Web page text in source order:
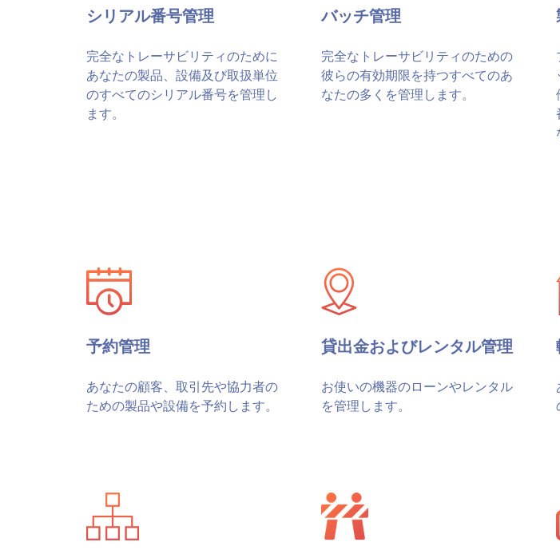
シリアル番号管理
完全なトレーサビリティのために
あなたの製品、設備及び取扱単位
のすべてのシリアル番号を管理し
ます。
バッチ管理
完全なトレーサビリティのための
彼らの有効期限を持つすべてのあ
なたの多くを管理します。
予約管理
あなたの顧客、取引先や協力者の
ための製品や設備を予約します。
貸出金およびレンタル管理
お使いの機器のローンやレンタル
を管理します。